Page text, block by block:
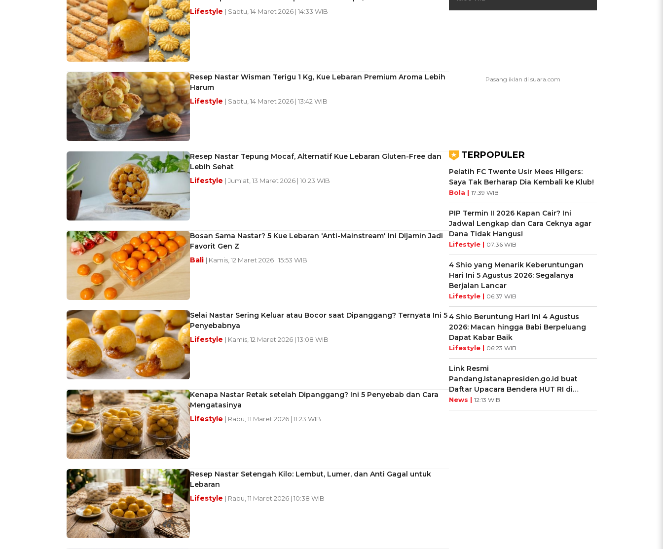
Lifestyle | Sabtu, 14 Maret 2026 | 14:33 WIB
Resep Nastar Wisman Terigu 1 Kg, Kue Lebaran Premium Aroma Lebih
Harum
Lifestyle | Sabtu, 14 Maret 2026 | 13:42 WIB
Resep Nastar Tepung Mocaf, Alternatif Kue Lebaran Gluten-Free dan
Lebih Sehat
Lifestyle | Jum'at, 13 Maret 2026 | 10:23 WIB
Bosan Sama Nastar? 5 Kue Lebaran 'Anti-Mainstream' Ini Dijamin Jadi
Favorit Gen Z
Bali | Kamis, 12 Maret 2026 | 15:53 WIB
Selai Nastar Sering Keluar atau Bocor saat Dipanggang? Ternyata Ini 5
Penyebabnya
Lifestyle | Kamis, 12 Maret 2026 | 13:08 WIB
Kenapa Nastar Retak setelah Dipanggang? Ini 5 Penyebab dan Cara
Mengatasinya
Lifestyle | Rabu, 11 Maret 2026 | 11:23 WIB
Resep Nastar Setengah Kilo: Lembut, Lumer, dan Anti Gagal untuk
Lebaran
Lifestyle | Rabu, 11 Maret 2026 | 10:38 WIB
TERPOPULER
Pelatih FC Twente Usir Mees Hilgers:
Saya Tak Berharap Dia Kembali ke Klub!
Bola | 17:39 WIB
PIP Termin II 2026 Kapan Cair? Ini
Jadwal Lengkap dan Cara Ceknya agar
Dana Tidak Hangus!
Lifestyle | 07:36 WIB
4 Shio yang Menarik Keberuntungan
Hari Ini 5 Agustus 2026: Segalanya
Berjalan Lancar
Lifestyle | 06:37 WIB
4 Shio Beruntung Hari Ini 4 Agustus
2026: Macan hingga Babi Berpeluang
Dapat Kabar Baik
Lifestyle | 06:23 WIB
Link Resmi
Pandang.istanapresiden.go.id buat
Daftar Upacara Bendera HUT RI di
Istana Negara
News | 12:13 WIB